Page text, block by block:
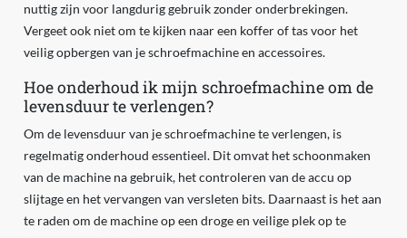
nuttig zijn voor langdurig gebruik zonder onderbrekingen.
Vergeet ook niet om te kijken naar een koffer of tas voor het
veilig opbergen van je schroefmachine en accessoires.
Hoe onderhoud ik mijn schroefmachine om de
levensduur te verlengen?
Om de levensduur van je schroefmachine te verlengen, is
regelmatig onderhoud essentieel. Dit omvat het schoonmaken
van de machine na gebruik, het controleren van de accu op
slijtage en het vervangen van versleten bits. Daarnaast is het aan
te raden om de machine op een droge en veilige plek op te